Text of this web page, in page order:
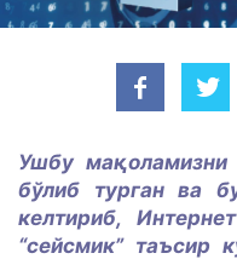
Ушбу
бўлиб турган ва
келтириб,
“сейсмик” таъсир